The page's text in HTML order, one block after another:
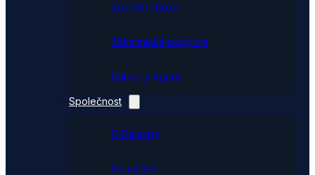
Znalostní báze
Zákaznická podpora
Dativery Agent
Společnost
O Dativery
Co umíme